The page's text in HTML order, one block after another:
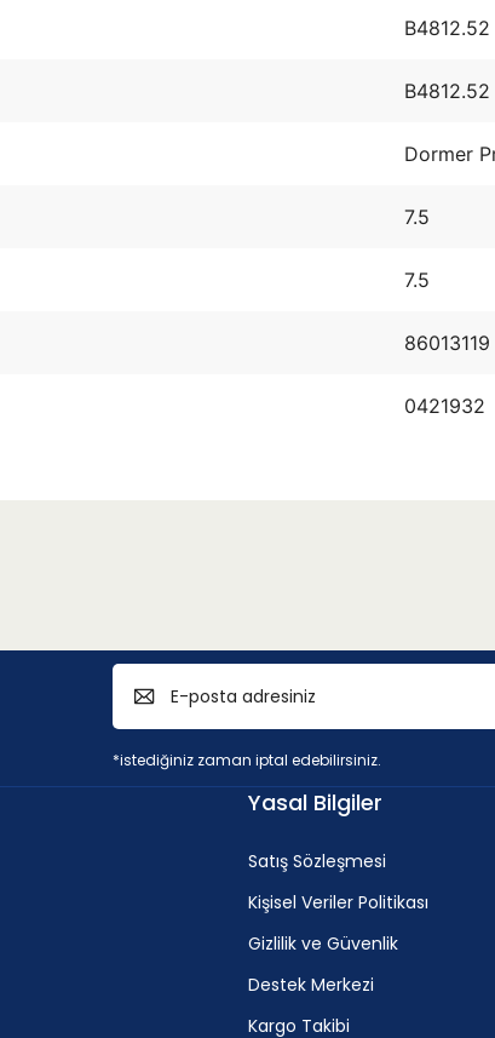
B4812.52
B4812.52
Dormer
7.5
7.5
86013119
0421932
*istediğiniz zaman iptal edebilirsiniz.
Yasal Bilgiler
Satış Sözleşmesi
Kişisel Veriler Politikası
Gizlilik ve Güvenlik
Destek Merkezi
Kargo Takibi